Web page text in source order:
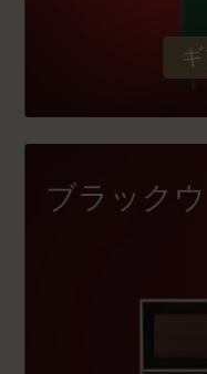
ブラック